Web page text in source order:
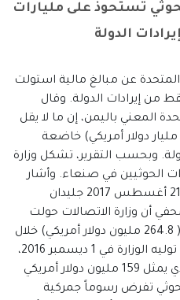
تستحوذ على مليارات
الدولة
عن مبالغ مالية استولت
من إيرادات الدولة. وقال
المعني باليمن، إن ما لا يقل
عن 407 مليارات ريال يمني (1.62 مليار دولار أمريكي) خاضعة
وبحسب التقرير، تشكل وزارة
الحوثيين في صنعاء. وأشار
التقرير إلى أن وزير الاتصالات في 21 أغسطس 2017 جليدان
أن وزارة الاتصالات حولت
مبلغاً وقدره 98 مليار ريال يمني ( 264.8 مليون دولار أمريكي) خلال
الأشهر التسعة التي مضت منذ توليه الوزارة في 1 ديسمبر 2016،
ولم ينكر الحوثيون هذا المبلغ الذي يمثل 159 مليون دولار أمريكي
تفرض رسوماً جمركية